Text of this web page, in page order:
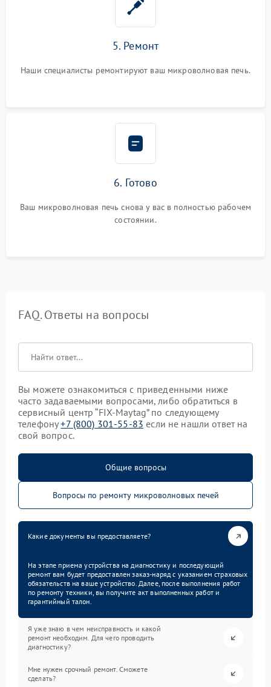
5. Ремонт
Наши специалисты ремонтируют ваш микроволновая печь.
6. Готово
Ваш микроволновая печь снова у вас в полностью рабочем
состоянии.
FAQ. Ответы на вопросы
Вы можете ознакомиться с приведенными ниже
часто задаваемыми вопросами, либо обратиться в
сервисный центр “FIX-Maytag” по следующему
телефону+7 (800) 301-55-83 если не нашли ответ на
свой вопрос.
Общие вопросы
Вопросы по ремонту микроволновых печей
Какие документы вы предоставляете?
На этапе приема устройства на диагностику и последующий
ремонт вам будет предоставлен заказ-наряд с указанием страховых
обязательств на ваше устройство. Далее, после выполнения работ
по ремонту техники, вы получите акт выполненных работ и
гарантийный талон.
Я уже знаю в чем неисправность и какой
ремонт необходим. Для чего проводить
диагностику?
Мне нужен срочный ремонт. Сможете
сделать?